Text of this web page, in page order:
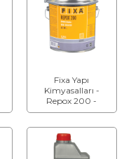
Fixa Yapı
Kimyasalları -
Repox 200 -
Epoksi Esaslı Derz